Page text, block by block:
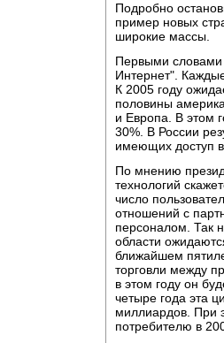
Подробно
пример новых
широкие массы.
Первыми
Интернет".
К 2005 году
половины
и Европа. В этом
30%. В России
имеющих доступ
По мнению
технологий
число
отношений с
персоналом. Так
области
ближайшем
торговли между
в этом году он
четыре года эта
миллиардов. При
потребителю в